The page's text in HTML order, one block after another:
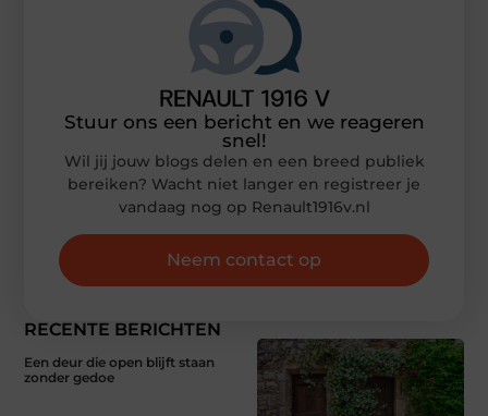
RECENTE BERICHTEN
Een deur die open blijft staan
zonder gedoe
Stuur ons een bericht en we reageren
snel!
Wil jij jouw blogs delen en een breed publiek
bereiken? Wacht niet langer en registreer je
vandaag nog op Renault1916v.nl
Neem contact op